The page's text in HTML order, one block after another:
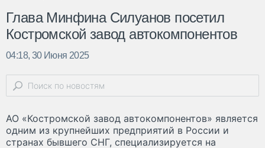
Глава Минфина Силуанов посетил
Костромской завод автокомпонентов
04:18, 30 Июня 2025
АО «Костромской завод автокомпонентов» является
одним из крупнейших предприятий в России и
странах бывшего СНГ, специализируется на